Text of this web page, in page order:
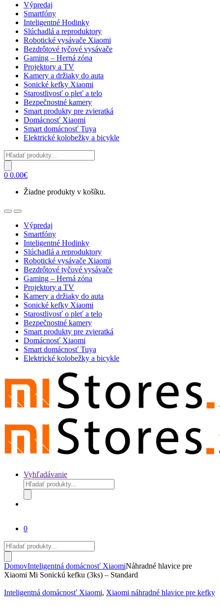
Výpredaj
Smartfóny
Inteligentné Hodinky
Slúchadlá a reproduktory
Robotické vysávače Xiaomi
Bezdrôtové tyčové vysávače
Gaming – Herná zóna
Projektory a TV
Kamery a držiaky do auta
Sonické kefky Xiaomi
Starostlivosť o pleť a telo
Bezpečnostné kamery
Smart produkty pre zvieratká
Domácnosť Xiaomi
Smart domácnosť Tuya
Elektrické kolobežky a bicykle
Products
search
0 0.00€
Žiadne produkty v košíku.
OpenClose
Výpredaj
Smartfóny
Inteligentné Hodinky
Slúchadlá a reproduktory
Robotické vysávače Xiaomi
Bezdrôtové tyčové vysávače
Gaming – Herná zóna
Projektory a TV
Kamery a držiaky do auta
Sonické kefky Xiaomi
Starostlivosť o pleť a telo
Bezpečnostné kamery
Smart produkty pre zvieratká
Domácnosť Xiaomi
Smart domácnosť Tuya
Elektrické kolobežky a bicykle
Vyhľadávanie
Products
search
0
Products
search
DomovInteligentná domácnosť XiaomiNáhradné hlavice pre
Xiaomi Mi Sonickú kefku (3ks) – Standard
Inteligentná domácnosť Xiaomi, Xiaomi náhradné hlavice pre kefky